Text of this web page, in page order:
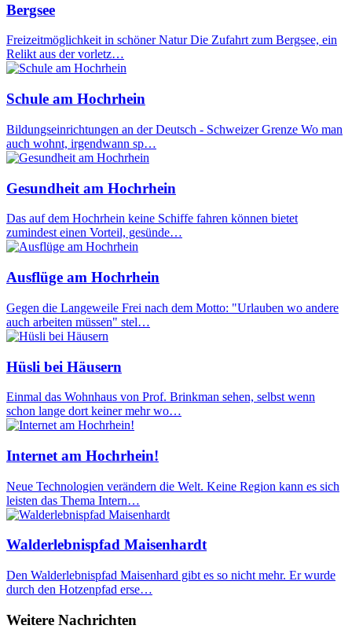
Bergsee
Freizeitmöglichkeit in schöner Natur Die Zufahrt zum Bergsee, ein
Relikt aus der vorletz…
Schule am Hochrhein
Bildungseinrichtungen an der Deutsch - Schweizer Grenze Wo man
auch wohnt, irgendwann sp…
Gesundheit am Hochrhein
Das auf dem Hochrhein keine Schiffe fahren können bietet
zumindest einen Vorteil, gesünde…
Ausflüge am Hochrhein
Gegen die Langeweile Frei nach dem Motto: "Urlauben wo andere
auch arbeiten müssen" stel…
Hüsli bei Häusern
Einmal das Wohnhaus von Prof. Brinkman sehen, selbst wenn
schon lange dort keiner mehr wo…
Internet am Hochrhein!
Neue Technologien verändern die Welt. Keine Region kann es sich
leisten das Thema Intern…
Walderlebnispfad Maisenhardt
Den Walderlebnispfad Maisenhard gibt es so nicht mehr. Er wurde
durch den Hotzenpfad erse…
Weitere Nachrichten